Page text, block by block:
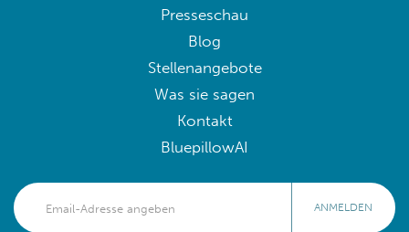
Presseschau
Blog
Stellenangebote
Was sie sagen
Kontakt
BluepillowAI
ANMELDEN